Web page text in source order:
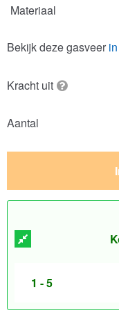
Materiaal
Bekijk deze gasveer
Kracht uit
Aantal
1 - 5